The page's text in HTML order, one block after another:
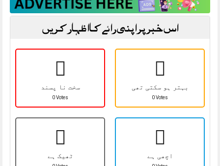
اس خبر پر اپنی رائے کا اظہار کریں
سخت نا پسند
0 Votes
بہتر ہو سکتی تھی
0 Votes
ٹھیک ہے اچھی ہے